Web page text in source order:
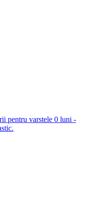
pentru varstele 0 luni -